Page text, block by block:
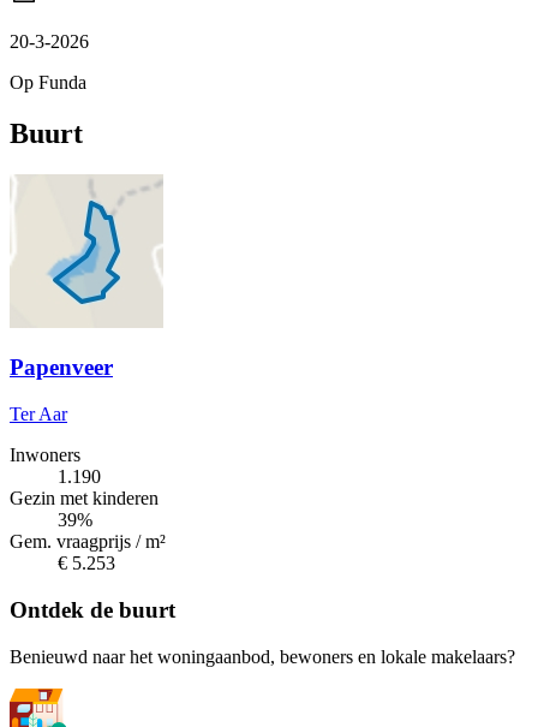
20-3-2026
Op Funda
Buurt
Papenveer
Ter Aar
Inwoners
1.190
Gezin met kinderen
39%
Gem. vraagprijs / m²
€ 5.253
Ontdek de buurt
Benieuwd naar het woningaanbod, bewoners en lokale makelaars?